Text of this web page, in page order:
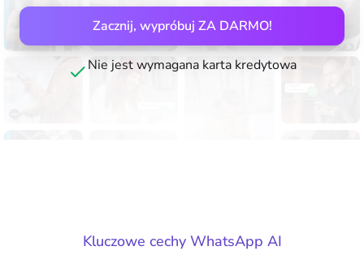
Zacznij, wypróbuj ZA DARMO!
Nie jest wymagana karta kredytowa
Kluczowe cechy WhatsApp AI